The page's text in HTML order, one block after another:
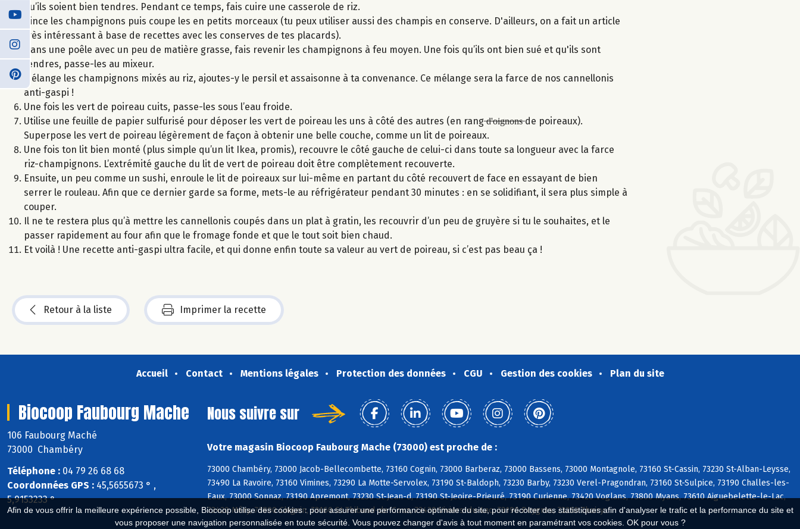
Afin de vous offrir la meilleure expérience possible, Biocoop utilise des cookies : pour assurer une performance optimale du site, pour récolter des statistiques afin d'analyser le trafic et la performance du site et
vous proposer une navigation personnalisée en toute sécurité. Vous pouvez changer d'avis à tout moment en paramétrant vos cookies. OK pour vous ?
qu’ils soient bien tendres. Pendant ce temps, fais cuire une casserole de riz.
Rince les champignons puis coupe les en petits morceaux (tu peux utiliser aussi des champis en conserve. D'ailleurs, on a fait un article
très intéressant à base de recettes avec les conserves de tes placards).
Dans une poêle avec un peu de matière grasse, fais revenir les champignons à feu moyen. Une fois qu’ils ont bien sué et qu'ils sont
tendres, passe-les au mixeur.
Mélange les champignons mixés au riz, ajoutes-y le persil et assaisonne à ta convenance. Ce mélange sera la farce de nos cannellonis
anti-gaspi !
Une fois les vert de poireau cuits, passe-les sous l’eau froide.
Utilise une feuille de papier sulfurisé pour déposer les vert de poireau les uns à côté des autres (en rang ̶d̶'̶o̶i̶g̶n̶o̶n̶s̶ de poireaux).
Superpose les vert de poireau légèrement de façon à obtenir une belle couche, comme un lit de poireaux.
Une fois ton lit bien monté (plus simple qu’un lit Ikea, promis), recouvre le côté gauche de celui-ci dans toute sa longueur avec la farce
riz-champignons. L’extrémité gauche du lit de vert de poireau doit être complètement recouverte.
Ensuite, un peu comme un sushi, enroule le lit de poireaux sur lui-même en partant du côté recouvert de face en essayant de bien
serrer le rouleau. Afin que ce dernier garde sa forme, mets-le au réfrigérateur pendant 30 minutes : en se solidifiant, il sera plus simple à
couper.
Il ne te restera plus qu’à mettre les cannellonis coupés dans un plat à gratin, les recouvrir d’un peu de gruyère si tu le souhaites, et le
passer rapidement au four afin que le fromage fonde et que le tout soit bien chaud.
Et voilà ! Une recette anti-gaspi ultra facile, et qui donne enfin toute sa valeur au vert de poireau, si c’est pas beau ça !
Retour à la liste Imprimer la recette
Accueil Contact Mentions légales Protection des données CGU Gestion des cookies Plan du site
Biocoop Faubourg Mache
106 Faubourg Maché
73000 Chambéry
Téléphone : 04 79 26 68 68
Coordonnées GPS : 45,5655673 ° ,
5,9153233 °
Nous suivre sur
Votre magasin Biocoop Faubourg Mache (73000) est proche de :
73000 Chambéry, 73000 Jacob-Bellecombette, 73160 Cognin, 73000 Barberaz, 73000 Bassens, 73000 Montagnole, 73160 St-Cassin, 73230 St-Alban-Leysse,
73490 La Ravoire, 73160 Vimines, 73290 La Motte-Servolex, 73190 St-Baldoph, 73230 Barby, 73230 Verel-Pragondran, 73160 St-Sulpice, 73190 Challes-les-
Eaux, 73000 Sonnaz, 73190 Apremont, 73230 St-Jean-d, 73190 St-Jeoire-Prieuré, 73190 Curienne, 73420 Voglans, 73800 Myans, 73610 Aiguebelette-le-Lac,
73420 Méry, 73800 Chignin, 73160 St-Thibaud-de-Couz, 73420 Viviers-du-Lac, 73190 Puygros, 73230 Thoiry